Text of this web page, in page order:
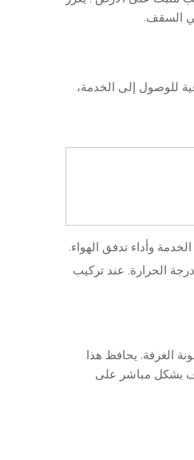
السقف.
للوصول إلى الخدمة،
وأداء تدفق الهواء.
ومنع ارتفاع درجة الحرارة. عند تركيب
الغرفة. يحافظ هذا
بشكل مباشر على